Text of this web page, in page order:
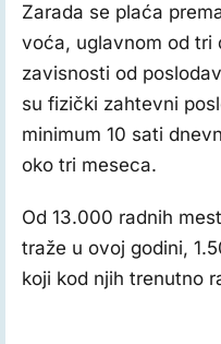
Zarada se plaća
voća, uglavnom od tri
zavisnosti od
su fizički zahtevni
minimum 10 sati
oko tri meseca.
Od 13.000 radnih
traže u ovoj godini,
koji kod njih trenutno